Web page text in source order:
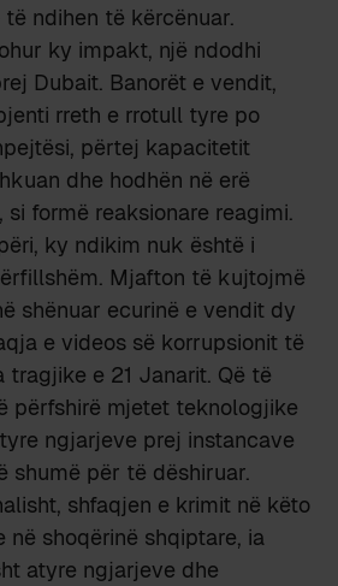
ndihen të kërcënuar.
ky impakt, një ndodhi
Dubait. Banorët e vendit,
rreth e rrotull tyre po
përtej kapacitetit
dhe hodhën në erë
formë reaksionare reagimi.
ky ndikim nuk është i
Mjafton të kujtojmë
shënuar ecurinë e vendit dy
e videos së korrupsionit të
tragjike e 21 Janarit. Që të
përfshirë mjetet teknologjike
ngjarjeve prej instancave
shumë për të dëshiruar.
shfaqjen e krimit në këto
në shoqërinë shqiptare, ia
atyre ngjarjeve dhe